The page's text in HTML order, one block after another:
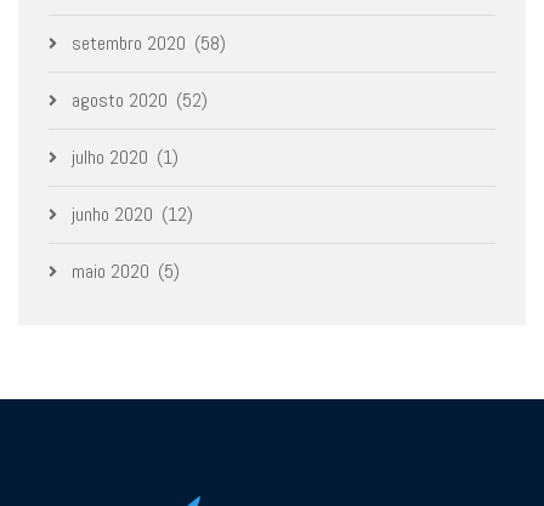
setembro 2020 (58)
agosto 2020 (52)
julho 2020 (1)
junho 2020 (12)
maio 2020 (5)